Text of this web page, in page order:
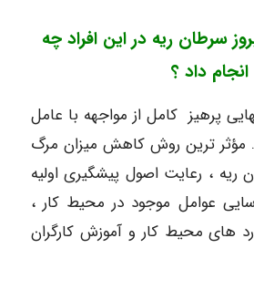
سرطان ریه در این افراد چه
داد ؟
پرهیز کامل از مواجهه با عامل
مؤثر ترین روش کاهش میزان مرگ
ریه ، رعایت اصول پیشگیری اولیه
عوامل موجود در محیط کار ،
های محیط کار و آموزش کارگران